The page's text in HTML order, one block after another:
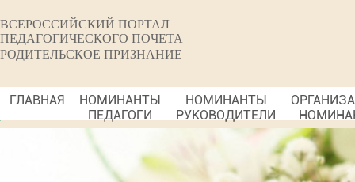
ВСЕРОССИЙСКИЙ ПОРТАЛ
ПЕДАГОГИЧЕСКОГО ПОЧЕТА
РОДИТЕЛЬСКОЕ ПРИЗНАНИЕ
ГЛАВНАЯ
НОМИНАНТЫ
ПЕДАГОГИ
НОМИНАНТЫ
РУКОВОДИТЕЛИ